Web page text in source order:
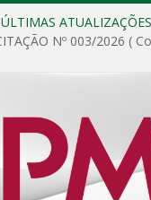
ÚLTIMAS